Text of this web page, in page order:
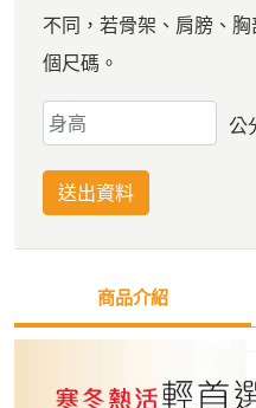
不同，若骨架、肩膀、
個尺碼。
公
送出資料
商品介紹